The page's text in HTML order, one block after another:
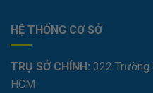
HỆ THỐNG CƠ SỞ
TRỤ SỞ CHÍNH: 322 Trường
HCM